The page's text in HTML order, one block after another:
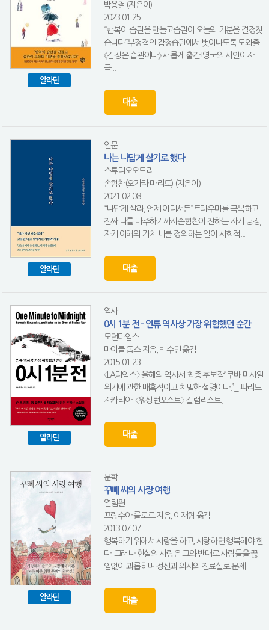
알라딘
박용철 (지은이)
2023-01-25
“반복이 습관을 만들고습관이 오늘의 기분을 결정짓
습니다”부정적인 감정습관에서 벗어나도록 도와줄
《감정은 습관이다》 새롭게 출간!영국의 시인이자
극...
대출
알라딘
인문
나는 나답게 살기로 했다
스튜디오오드리
손힘찬(오가타 마리토) (지은이)
2021-02-08
“나답게 살라, 언제 어디서든”트라우마를 극복하고
진짜 나를 마주하기까지손힘찬이 전하는 자기 긍정,
자기 이해의 가치 나를 정의하는 일이 사회적...
대출
알라딘
역사
0시 1분 전 - 인류 역사상 가장 위험했던 순간
모던타임스
마이클 돕스 지음, 박수민 옮김
2015-01-23
〈LA타임스〉 올해의 역사서 최종 후보작“쿠바 미사일
위기에 관한 매혹적이고 치밀한 설명이다.”_ 파리드
자카리아. 〈워싱턴포스트〉 칼럼리스트,...
대출
알라딘
문학
꾸뻬 씨의 사랑 여행
열림원
프랑수아 를로르 지음, 이재형 옮김
2013-07-07
행복하기 위해서 사랑을 하고, 사랑하면 행복해야 한
다. 그러나 현실의 사랑은 그와 반대로 사람들을 끊
임없이 괴롭히며 정신과 의사의 진료실로 문제...
대출